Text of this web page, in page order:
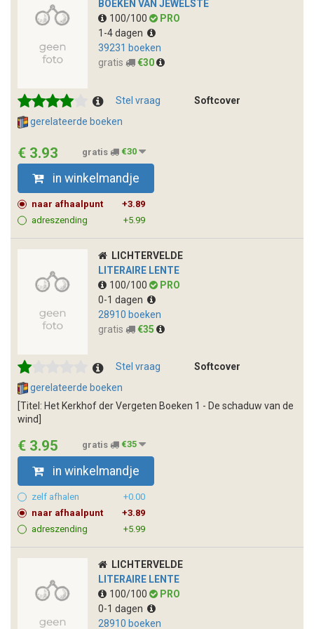
BOEKEN VAN JEWELSTE
100/100
PRO
1-4 dagen
39231 boeken
gratis
€30
Stel vraag
Softcover
gerelateerde boeken
€ 3.93 gratis €30
in winkelmandje
naar afhaalpunt
+3.89
adreszending
+5.99
LICHTERVELDE
LITERAIRE LENTE
100/100
PRO
0-1 dagen
28910 boeken
gratis
€35
Stel vraag
Softcover
gerelateerde boeken
[Titel: Het Kerkhof der Vergeten Boeken 1 - De schaduw van de
wind]
€ 3.95 gratis €35
in winkelmandje
zelf afhalen
+0.00
naar afhaalpunt
+3.89
adreszending
+5.99
LICHTERVELDE
LITERAIRE LENTE
100/100
PRO
0-1 dagen
28910 boeken